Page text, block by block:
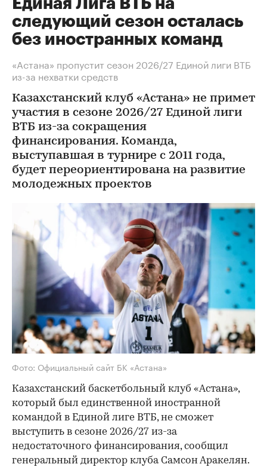
Единая Лига ВТБ на
следующий сезон осталась
без иностранных команд
«Астана» пропустит сезон 2026/27 Единой лиги ВТБ
из-за нехватки средств
Казахстанский клуб «Астана» не примет
участия в сезоне 2026/27 Единой лиги
ВТБ из-за сокращения
финансирования. Команда,
выступавшая в турнире с 2011 года,
будет переориентирована на развитие
молодежных проектов
Фото: Официальный сайт БК «‎Астана»
Казахстанский баскетбольный клуб «Астана»,
который был единственной иностранной
командой в Единой лиге ВТБ, не сможет
выступить в сезоне 2026/27 из-за
недостаточного финансирования, сообщил
генеральный директор клуба Самсон Аракелян.